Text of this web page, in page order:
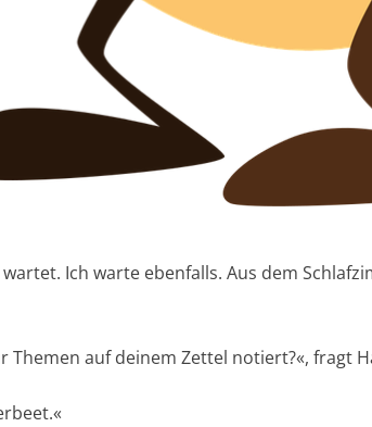
Ich warte ebenfalls. Aus dem
Themen auf deinem Zettel notiert?«, fragt